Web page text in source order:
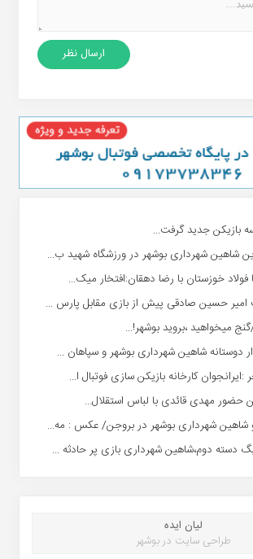
بازیکن جدید گرفت...
شاهین شهردارى بوشهر در ورزشگاه شهید ب...
فولاد خوزستان با رضا دهقان:افتخار میک...
امیر حسین صادقی پیش از بازی مقابل پارس ...
میخواهید ،بروید بوشهر!...
دوستانه شاهین شهردارى بوشهر و سپاهان ...
کارخانه بازیکن سازی فوتبال ا...
حضور مهدی قائدی با لباس استقلال...
شاهین شهرداری بوشهر در بروجن/ عکس : مه...
دسته دوم،شاهین شهرداری بازی پر حادثه ...
لیان ایده
طراحی سایت در بوشهر